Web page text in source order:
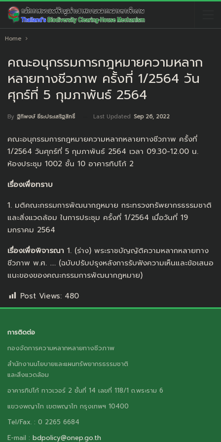
Home
คณะอนุกรรมการกฎหมายความหลาก
หลายทางชีวภาพ ครั้งที่ 1/2564 วัน
ศุกร์ที่ 5 กุมภาพันธ์ 2564
By ฐิทิพงษ์ ธีระประเสริฐสิทธิ์ Last Updated Sep 26, 2022
คณะอนุกรรมการกฎหมายความหลากหลายทางชีวภาพ ครั้งที่
1/2564 วันศุกร์ที่ 5 กุมภาพันธ์ 2564 เวลา 09.30-12.00 น.
ห้องประชุม 1002 ชั้น 10 อาคารทิปโก้ 2
เรื่องเพื่อทราบ
1. มติคณะกรรมการพัฒนากฎหมาย กระทรวงทรัพยากรธรรมชาติ
และสิ่งแวดล้อม ในการประชุม ครั้งที่ 1/2564 เมื่อวันที่ 19
มกราคม 2564
เรื่องเพื่อพิจารณา 1. (ร่าง) พระราชบัญญัติความหลากหลายทาง
ชีวภาพ พ.ศ. …. (ฉบับปรับปรุงหลังการรับฟังความเห็นและข้อเสนอ
แนะของของคณะกรรมการพัฒนากฎหมาย)
Post Views: 480
การติดต่อ
กองจัดการความหลากหลายทางชีวภาพ
สำนักงานนโยบายและแผนทรัพยากรธรรมชาติ
และสิ่งแวดล้อม
อาคารทิปโก้ ทาวเวอร์ 2 ชั้นที่ 14 เลขที่ 118/1 ถ.พระราม 6
แขวงพญาไท เขตพญาไท กรุงเทพฯ 10400
Tel/Fax. : 0 2265 6684
E-mail : bdpolicy@onep.go.th